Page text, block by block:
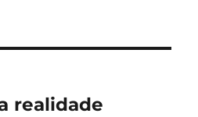
realidade